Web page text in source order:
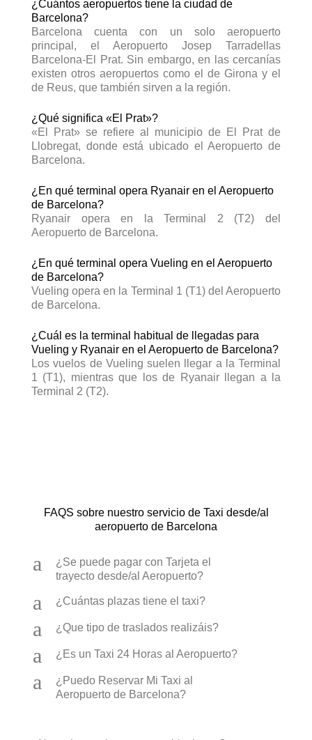
¿Cuántos aeropuertos tiene la ciudad de
Barcelona?
Barcelona cuenta con un solo aeropuerto
principal, el Aeropuerto Josep Tarradellas
Barcelona-El Prat. Sin embargo, en las cercanías
existen otros aeropuertos como el de Girona y el
de Reus, que también sirven a la región.
¿Qué significa «El Prat»?
«El Prat» se refiere al municipio de El Prat de
Llobregat, donde está ubicado el Aeropuerto de
Barcelona.
¿En qué terminal opera Ryanair en el Aeropuerto
de Barcelona?
Ryanair opera en la Terminal 2 (T2) del
Aeropuerto de Barcelona.
¿En qué terminal opera Vueling en el Aeropuerto
de Barcelona?
Vueling opera en la Terminal 1 (T1) del Aeropuerto
de Barcelona.
¿Cuál es la terminal habitual de llegadas para
Vueling y Ryanair en el Aeropuerto de Barcelona?
Los vuelos de Vueling suelen llegar a la Terminal
1 (T1), mientras que los de Ryanair llegan a la
Terminal 2 (T2).
FAQS sobre nuestro servicio de Taxi desde/al
aeropuerto de Barcelona
a
¿Se puede pagar con Tarjeta el
trayecto desde/al Aeropuerto?
a ¿Cuántas plazas tiene el taxi?
a ¿Que tipo de traslados realizáis?
a ¿Es un Taxi 24 Horas al Aeropuerto?
a
¿Puedo Reservar Mi Taxi al
Aeropuerto de Barcelona?